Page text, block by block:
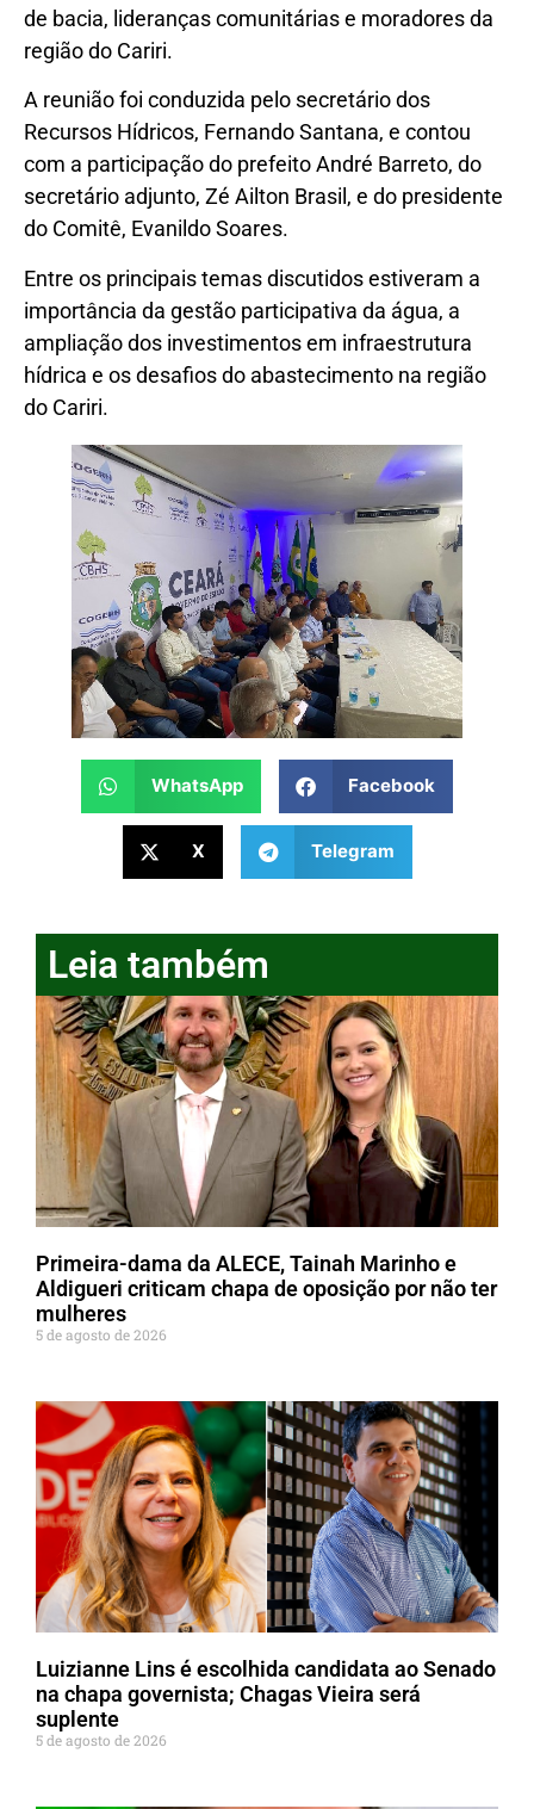
de bacia, lideranças comunitárias e moradores da
região do Cariri.
A reunião foi conduzida pelo secretário dos
Recursos Hídricos, Fernando Santana, e contou
com a participação do prefeito André Barreto, do
secretário adjunto, Zé Ailton Brasil, e do presidente
do Comitê, Evanildo Soares.
Entre os principais temas discutidos estiveram a
importância da gestão participativa da água, a
ampliação dos investimentos em infraestrutura
hídrica e os desafios do abastecimento na região
do Cariri.
WhatsApp Facebook
X Telegram
Leia também
Primeira-dama da ALECE, Tainah Marinho e
Aldigueri criticam chapa de oposição por não ter
mulheres
5 de agosto de 2026
Luizianne Lins é escolhida candidata ao Senado
na chapa governista; Chagas Vieira será
suplente
5 de agosto de 2026